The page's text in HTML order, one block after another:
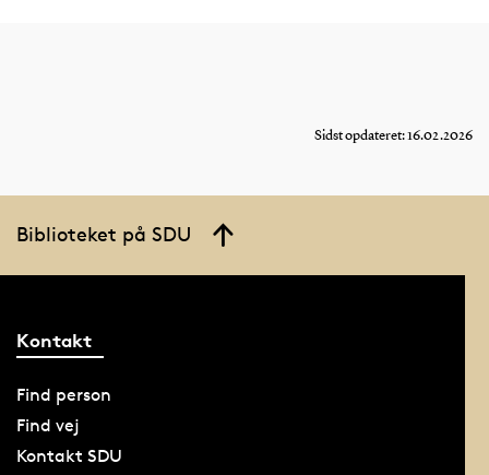
Sidst opdateret: 16.02.2026
Biblioteket på SDU
Kontakt
Find person
Find vej
Kontakt SDU